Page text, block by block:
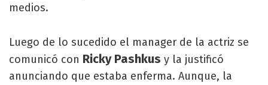
medios.
Luego de lo sucedido el manager de la actriz se
comunicó con Ricky Pashkus y la justificó
anunciando que estaba enferma. Aunque, la